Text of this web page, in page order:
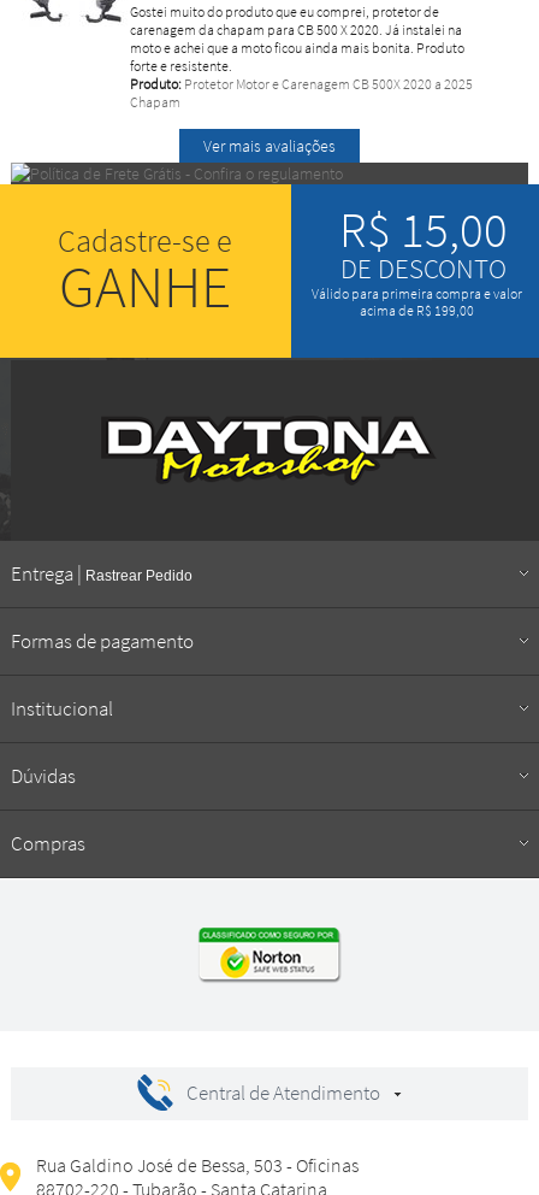
Gostei muito do produto que eu comprei, protetor de
carenagem da chapam para CB 500 X 2020. Já instalei na
moto e achei que a moto ficou ainda mais bonita. Produto
forte e resistente.
Produto:Protetor Motor e Carenagem CB 500X 2020 a 2025
Chapam
Ver mais avaliações
Cadastre-se e
GANHE
R$ 15,00
DE DESCONTO
Válido para primeira compra e valor
acima de R$ 199,00
Entrega | Rastrear Pedido
Formas de pagamento
Institucional
Dúvidas
Compras
Central de Atendimento
Rua Galdino José de Bessa, 503 - Oficinas
88702-220 - Tubarão - Santa Catarina